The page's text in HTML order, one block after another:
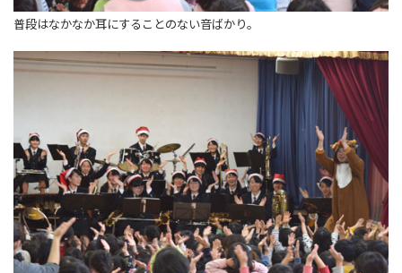
普段はなかなか耳にすることのない音ばかり。